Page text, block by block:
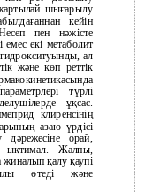
жартылай шығарылу
кейін
пен нәжісте
емес екі метаболит
ал
және көп реттік
түрлі
ұқсас.
клиренсінің
азаю үрдісі
орай,
Жалпы,
қалу қаупі
өтеді және